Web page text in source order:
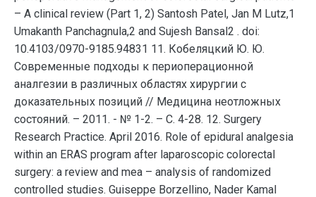
– A clinical review (Part 1, 2) Santosh Patel, Jan M Lutz,1
Umakanth Panchagnula,2 and Sujesh Bansal2 . doi:
10.4103/0970-9185.94831 11. Кобеляцкий Ю. Ю.
Современные подходы к периоперационной
аналгезии в различных областях хирургии с
доказательных позиций // Медицина неотложных
состояний. – 2011. - № 1-2. – С. 4-28. 12. Surgery
Research Practice. April 2016. Role of epidural analgesia
within an ERAS program after laparoscopic colorectal
surgery: a review and mea – analysis of randomized
controlled studies. Guiseppe Borzellino, Nader Kamal